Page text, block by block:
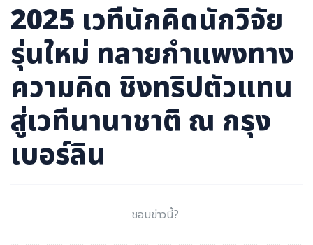
2025 เวทีนักคิดนักวิจัย
รุ่นใหม่ ทลายกำแพงทาง
ความคิด ชิงทริปตัวแทน
สู่เวทีนานาชาติ ณ กรุง
เบอร์ลิน
ชอบข่าวนี้?